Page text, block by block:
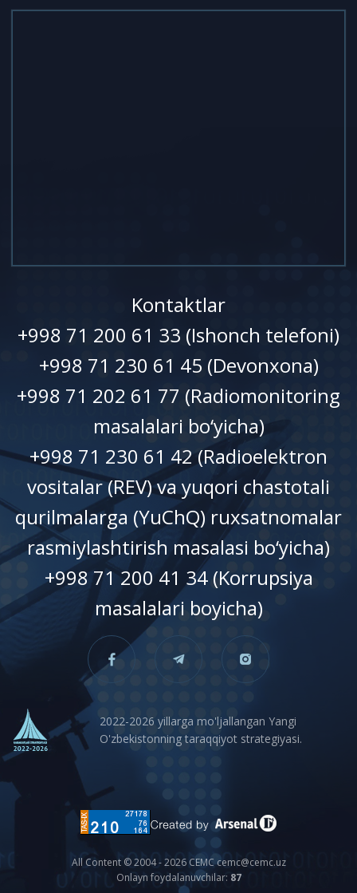
Kontaktlar
+998 71 200 61 33 (Ishonch telefoni)
+998 71 230 61 45 (Devonxonа)
+998 71 202 61 77 (Radiomonitoring
masalalari bo‘yicha)
+998 71 230 61 42 (Radioelektron
vositalar (REV) va yuqori chastotali
qurilmalarga (YuChQ) ruxsatnomalar
rasmiylashtirish masalasi bo‘yicha)
+998 71 200 41 34 (Korrupsiya
masalalari boyicha)
2022-2026 yillarga mo'ljallangan Yangi
O'zbekistonning taraqqiyot strategiyasi.
All Content © 2004 - 2026 CEMC cemc@cemc.uz
Onlayn foydalanuvchilar: 87